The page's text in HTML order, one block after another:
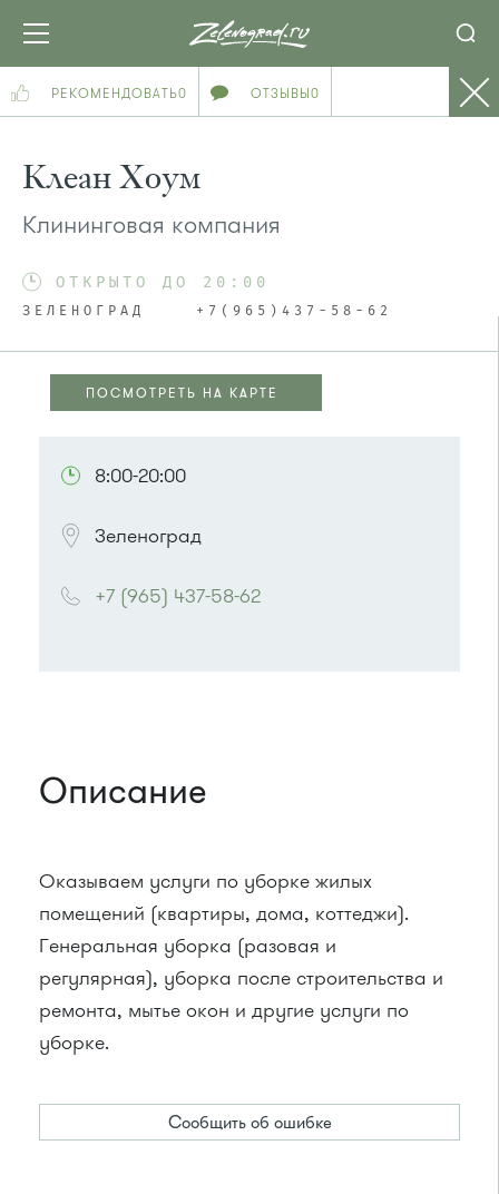
РЕКОМЕНДОВАТЬ0 ОТЗЫВЫ0
Клеан Хоум
Клининговая компания
ОТКРЫТО ДО 20:00
ЗЕЛЕНОГРАД +7(965)437-58-62
ПОСМОТРЕТЬ НА КАРТЕ
8:00-20:00
Зеленоград
+7 (965) 437-58-62
Описание
Оказываем услуги по уборке жилых
помещений (квартиры, дома, коттеджи).
Генеральная уборка (разовая и
регулярная), уборка после строительства и
ремонта, мытье окон и другие услуги по
уборке.
Сообщить об ошибке